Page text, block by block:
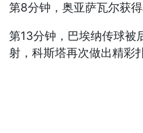
第8分钟，奥亚萨瓦尔获
第13分钟，巴埃纳传球被
射，科斯塔再次做出精彩